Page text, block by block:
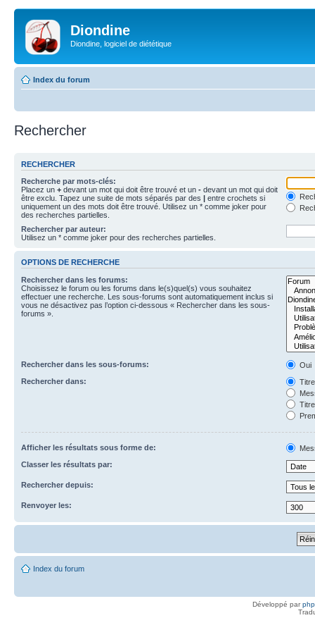
Diondine
Diondine, logiciel de diététique
Index du forum
Rechercher
RECHERCHER
Recherche par mots-clés:
Placez un + devant un mot qui doit être trouvé et un - devant un mot qui doit
être exclu. Tapez une suite de mots séparés par des | entre crochets si
uniquement un des mots doit être trouvé. Utilisez un * comme joker pour
des recherches partielles.
Rechercher par auteur:
Utilisez un * comme joker pour des recherches partielles.
OPTIONS DE RECHERCHE
Rechercher dans les forums:
Choisissez le forum ou les forums dans le(s)quel(s) vous souhaitez
effectuer une recherche. Les sous-forums sont automatiquement inclus si
vous ne désactivez pas l’option ci-dessous « Rechercher dans les sous-
forums ».
Rechercher dans les sous-forums:
Oui
Rechercher dans:
Afficher les résultats sous forme de:
Classer les résultats par:
Rechercher depuis:
Renvoyer les:
Index du forum
Développé par